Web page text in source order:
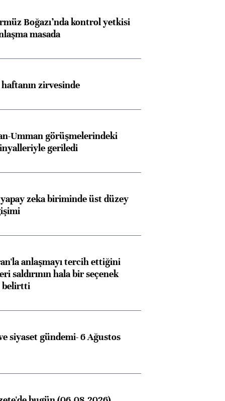
Boğazı’nda kontrol yetkisi
masada
zirvesinde
Umman görüşmelerindeki
geriledi
yapay zeka biriminde üst düzey
anlaşmayı tercih ettiğini
saldırının hala bir seçenek
belirtti
siyaset gündemi- 6 Ağustos